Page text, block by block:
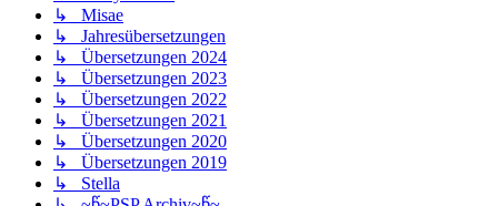
↳ Misae
↳ Jahresübersetzungen
↳ Übersetzungen 2024
↳ Übersetzungen 2023
↳ Übersetzungen 2022
↳ Übersetzungen 2021
↳ Übersetzungen 2020
↳ Übersetzungen 2019
↳ Stella